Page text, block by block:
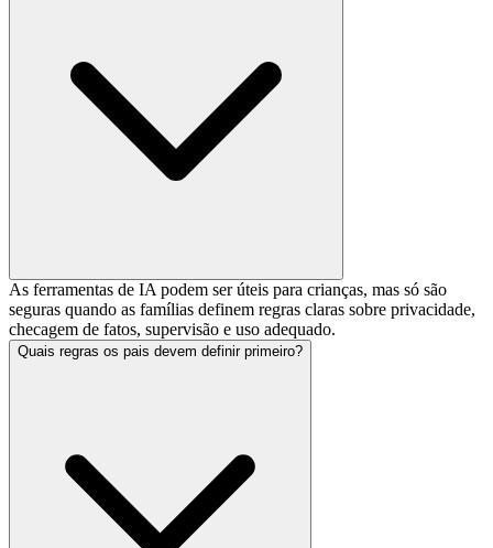
As ferramentas de IA podem ser úteis para crianças, mas só são
seguras quando as famílias definem regras claras sobre privacidade,
checagem de fatos, supervisão e uso adequado.
Quais regras os pais devem definir primeiro?